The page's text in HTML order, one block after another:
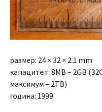
размер: 24 × 32 × 2.1 mm
капацитет: 8MB – 2GB
максимум – 2TB)
година: 1999